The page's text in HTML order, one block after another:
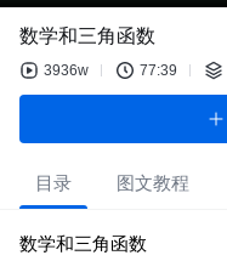
数学和三角函数
3936w 77:39
目录 图文教程
数学和三角函数